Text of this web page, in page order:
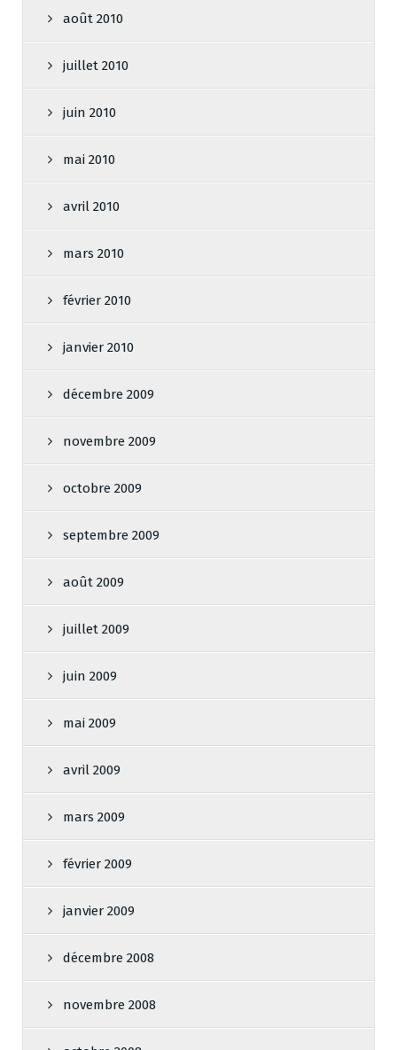
août 2010
juillet 2010
juin 2010
mai 2010
avril 2010
mars 2010
février 2010
janvier 2010
décembre 2009
novembre 2009
octobre 2009
septembre 2009
août 2009
juillet 2009
juin 2009
mai 2009
avril 2009
mars 2009
février 2009
janvier 2009
décembre 2008
novembre 2008